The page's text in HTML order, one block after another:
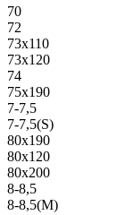
70
72
73х110
73х120
74
75х190
7-7,5
7-7,5(S)
80х190
80х120
80х200
8-8,5
8-8,5(M)